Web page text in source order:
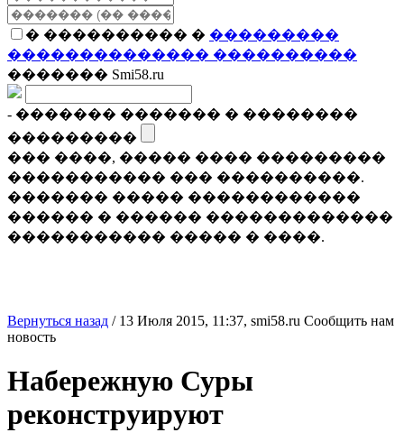
� ���������� � ���������
�������������� ����������
������� Smi58.ru
- ������� ������� � ��������
���������
��� ����, ����� ���� ���������
����������� ��� ����������.
������� ����� ������������
������ � ������ �������������
����������� ����� � ����.
Вернуться назад / 13 Июля 2015, 11:37, smi58.ru Сообщить нам
новость
Набережную Суры
реконструируют